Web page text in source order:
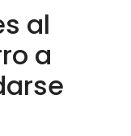
al
a